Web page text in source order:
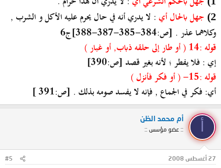
2) جهل بالحال أي : لا يدري أنه في حال يحرم عليه الأكل و الشرب ,
وكلاهما عذر . [ص:384-385-387-388]ج6
قوله :14 ( أو طار إلى حلقه ذباب, أو غبار )
إي : فلا يفطر ؛ لأنه بغير قصد [ص:390]
قوله :15- ( أو فكر فأنزل )
أي: فكر في الجماع , فإنه لا يفسد صومه بذلك . [ص:391 ]
أم محمد الظن
:: عضو مؤسس ::
27 أغسطس 2008 #5